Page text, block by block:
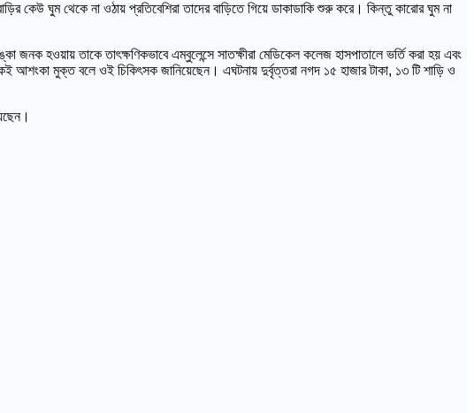
কেউ ঘুম থেকে না ওঠায় প্রতিবেশিরা তাদের বাড়িতে গিয়ে ডাকাডাকি শুরু করে। কিন্তু কারোর ঘুম না
হওয়ায় তাকে তাৎক্ষণিকভাবে এম্বুলেন্সে সাতক্ষীরা মেডিকেল কলেজ হাসপাতালে ভর্তি করা হয় এবং
আশংকা মুক্ত বলে ওই চিকিৎসক জানিয়েছেন। এঘটনায় দুর্বৃত্তরা নগদ ১৫ হাজার টাকা, ১৩ টি শাড়ি ও